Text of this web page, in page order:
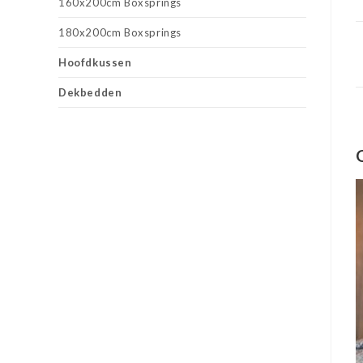
180x200cm Boxsprings
Hoofdkussen
Dekbedden